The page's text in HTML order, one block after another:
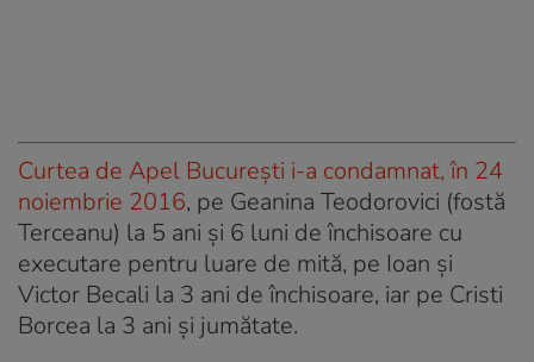
Curtea de Apel București i-a condamnat, în 24
noiembrie 2016, pe Geanina Teodorovici (fostă
Terceanu) la 5 ani și 6 luni de închisoare cu
executare pentru luare de mită, pe Ioan și
Victor Becali la 3 ani de închisoare, iar pe Cristi
Borcea la 3 ani și jumătate.